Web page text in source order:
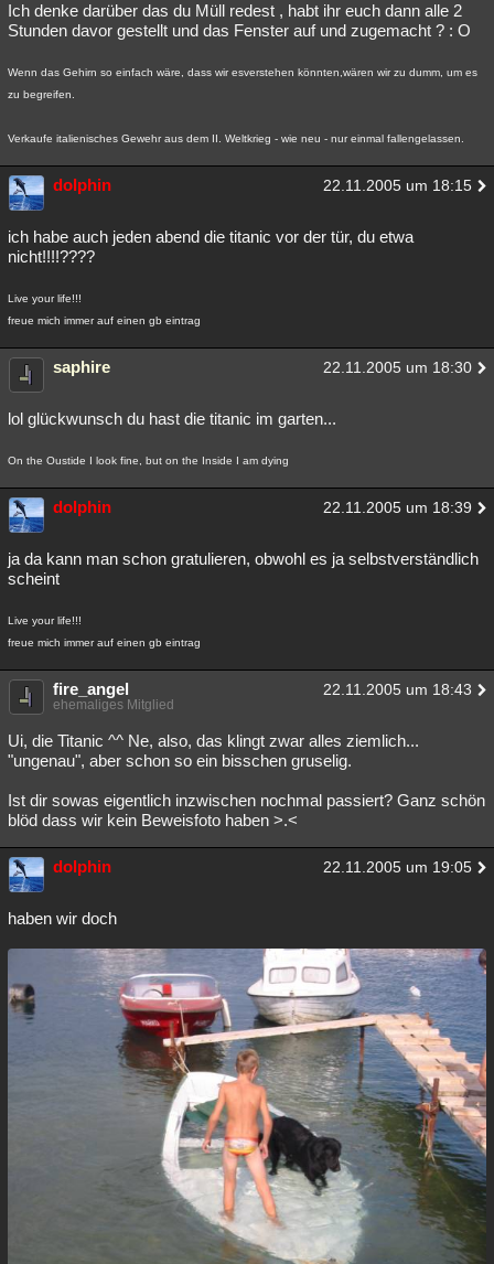
Ich denke darüber das du Müll redest , habt ihr euch dann alle 2
Stunden davor gestellt und das Fenster auf und zugemacht ? : O
Wenn das Gehirn so einfach wäre, dass wir esverstehen könnten,wären wir zu dumm, um es
zu begreifen.
Verkaufe italienisches Gewehr aus dem II. Weltkrieg - wie neu - nur einmal fallengelassen.
dolphin 22.11.2005 um 18:15
ich habe auch jeden abend die titanic vor der tür, du etwa
nicht!!!!????
Live your life!!!
freue mich immer auf einen gb eintrag
saphire 22.11.2005 um 18:30
lol glückwunsch du hast die titanic im garten...
On the Oustide I look fine, but on the Inside I am dying
dolphin 22.11.2005 um 18:39
ja da kann man schon gratulieren, obwohl es ja selbstverständlich
scheint
Live your life!!!
freue mich immer auf einen gb eintrag
fire_angel 22.11.2005 um 18:43
ehemaliges Mitglied
Ui, die Titanic ^^ Ne, also, das klingt zwar alles ziemlich...
"ungenau", aber schon so ein bisschen gruselig.
Ist dir sowas eigentlich inzwischen nochmal passiert? Ganz schön
blöd dass wir kein Beweisfoto haben >.<
dolphin 22.11.2005 um 19:05
haben wir doch